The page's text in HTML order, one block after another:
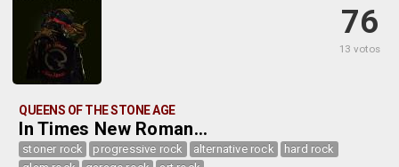
76
13 votos
QUEENS OF THE STONE AGE
In Times New Roman...
stoner rock progressive rock alternative rock
hard rock